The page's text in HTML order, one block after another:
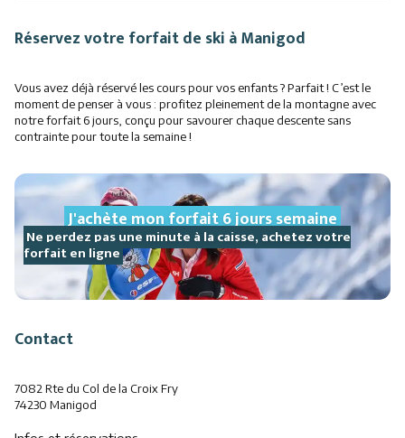
Réservez votre forfait de ski à Manigod
Vous avez déjà réservé les cours pour vos enfants ? Parfait ! C’est le
moment de penser à vous : profitez pleinement de la montagne avec
notre forfait 6 jours, conçu pour savourer chaque descente sans
contrainte pour toute la semaine !
J'achète mon forfait 6 jours semaine
Ne perdez pas une minute à la caisse, achetez votre
forfait en ligne
Contact
7082 Rte du Col de la Croix Fry
74230 Manigod